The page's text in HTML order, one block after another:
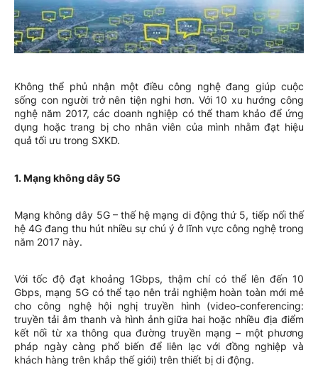
Không thể phủ nhận một điều công nghệ đang giúp cuộc
sống con người trở nên tiện nghi hơn. Với 10 xu hướng công
nghệ năm 2017, các doanh nghiệp có thể tham khảo để ứng
dụng hoặc trang bị cho nhân viên của mình nhằm đạt hiệu
quả tối ưu trong SXKD.
1. Mạng không dây 5G
Mạng không dây 5G – thế hệ mạng di động thứ 5, tiếp nối thế
hệ 4G đang thu hút nhiều sự chú ý ở lĩnh vực công nghệ trong
năm 2017 này.
Với tốc độ đạt khoảng 1Gbps, thậm chí có thể lên đến 10
Gbps, mạng 5G có thể tạo nên trải nghiệm hoàn toàn mới mẻ
cho công nghệ hội nghị truyền hình (video-conferencing:
truyền tải âm thanh và hình ảnh giữa hai hoặc nhiều địa điểm
kết nối từ xa thông qua đường truyền mạng – một phương
pháp ngày càng phổ biến để liên lạc với đồng nghiệp và
khách hàng trên khắp thế giới) trên thiết bị di động.